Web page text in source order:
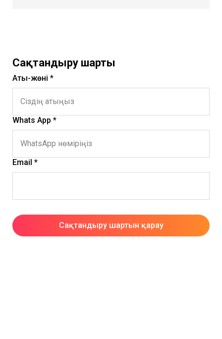
Сақтандыру шарты
Аты-жөні *
Whats App *
Email *
Сақтандыру шартын қарау